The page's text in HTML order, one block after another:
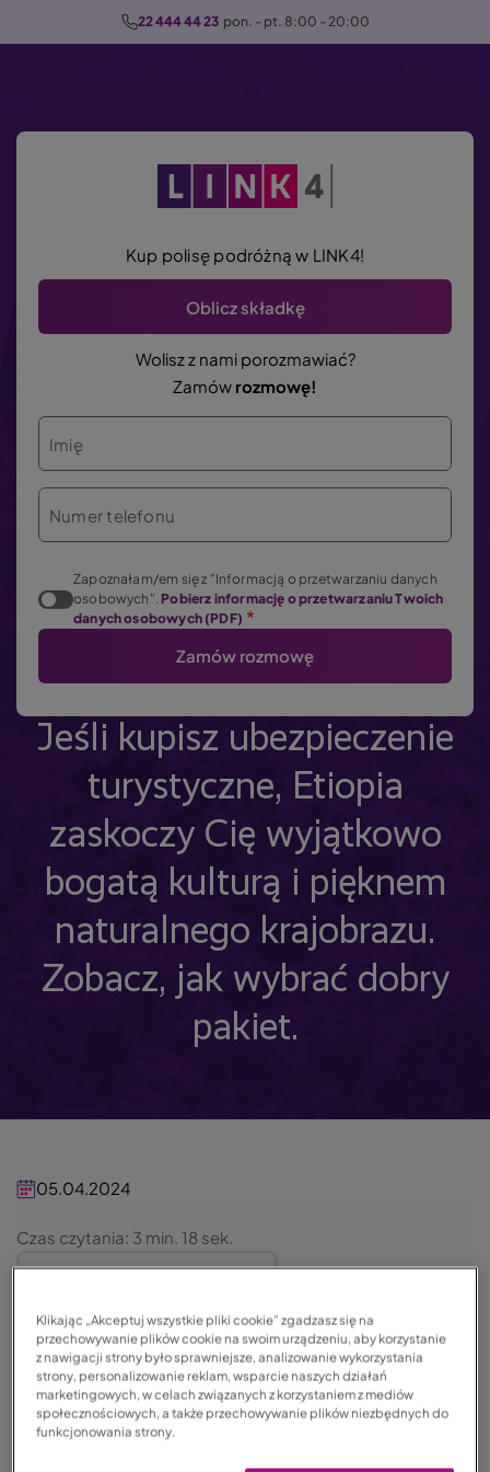
r
22 444 44 23 pon. - pt. 8:00 - 20:00
Kup polisę podróżną w LINK4!
Oblicz składkę
Wolisz z nami porozmawiać?
Zamów rozmowę!
Imię
Numer telefonu
Zapoznałam/em się z "Informacją o przetwarzaniu danych
osobowych". Pobierz informację o przetwarzaniu Twoich
danych osobowych (PDF)
Jeśli kupisz ubezpieczenie
turystyczne, Etiopia
zaskoczy Cię wyjątkowo
bogatą kulturą i pięknem
naturalnego krajobrazu.
Zobacz, jak wybrać dobry
pakiet.
05.04.2024
Czas czytania: 3 min. 18 sek.
Ubezpieczenie turystyczne do
Etiopii – koszty i zakres
Choć Europejczykom Etiopia kojarzy się jedynie
Klikając „Akceptuj wszystkie pliki cookie” zgadzasz się na
przechowywanie plików cookie na swoim urządzeniu, aby korzystanie
z nawigacji strony było sprawniejsze, analizowanie wykorzystania
strony, personalizowanie reklam, wsparcie naszych działań
marketingowych, w celach związanych z korzystaniem z mediów
społecznościowych, a także przechowywanie plików niezbędnych do
funkcjonowania strony.